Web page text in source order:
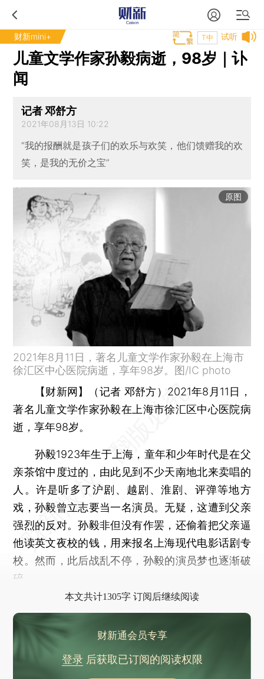
财新mini+ 试听
T中
儿童文学作家孙毅病逝，98岁｜讣
闻
记者 邓舒方
2021年08月13日 10:22
“我的报酬就是孩子们的欢乐与欢笑，他们馈赠我的欢
笑，是我的无价之宝”
原图
2021年8月11日，著名儿童文学作家孙毅在上海市
徐汇区中心医院病逝，享年98岁。图/IC photo
【财新网】（记者 邓舒方） 2021年8月11日，
著名儿童文学作家孙毅在上海市徐汇区中心医院病
逝，享年98岁。
孙毅1923年生于上海，童年和少年时代是在父
亲茶馆中度过的，由此见到不少天南地北来卖唱的
人。许是听多了沪剧、越剧、淮剧、评弹等地方
戏，孙毅曾立志要当一名演员。无疑，这遭到父亲
强烈的反对。孙毅非但没有作罢，还偷着把父亲逼
他读英文夜校的钱，用来报名上海现代电影话剧专
校。然而，此后战乱不停，孙毅的演员梦也逐渐破
碎。
本文共计1305字 订阅后继续阅读
财新通会员专享
登录后获取已订阅的阅读权限